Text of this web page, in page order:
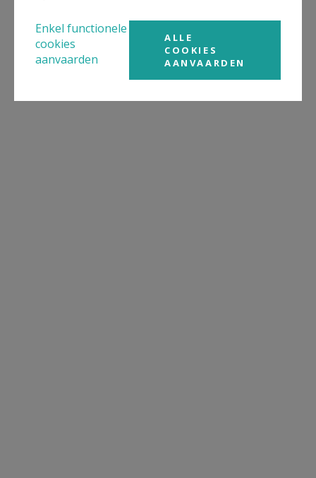
Enkel functionele
cookies
aanvaarden
ALLE
COOKIES
AANVAARDEN